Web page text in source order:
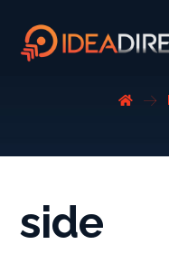
side